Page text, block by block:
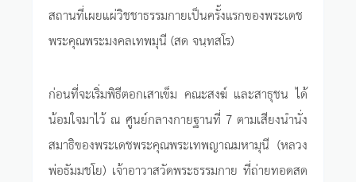
สถานที่เผยแผ่วิชชาธรรมกายเป็นครั้งแรกของพระเดช
พระคุณพระมงคลเทพมุนี (สด จนฺทสโร)
ก่อนที่จะเริ่มพิธีตอกเสาเข็ม คณะสงฆ์ และสาธุชน ได้
น้อมใจมาไว้ ณ ศูนย์กลางกายฐานที่ 7 ตามเสียงนำนั่ง
สมาธิของพระเดชพระคุณพระเทพญาณมหามุนี (หลวง
พ่อธัมมชโย) เจ้าอาวาสวัดพระธรรมกาย ที่ถ่ายทอดสด